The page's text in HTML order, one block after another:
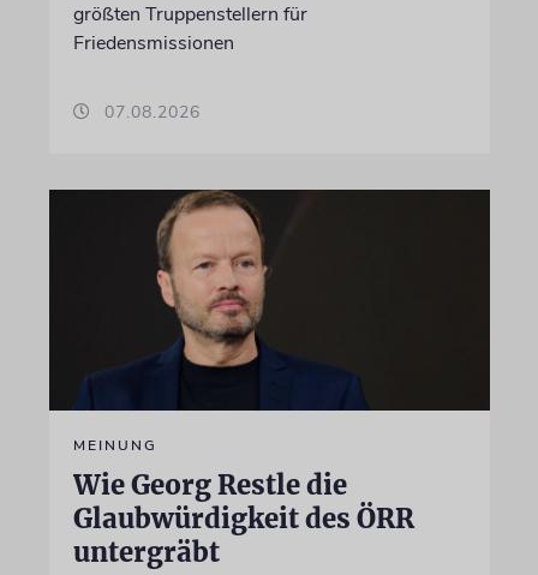
größten Truppenstellern für
Friedensmissionen
07.08.2026
MEINUNG
Wie Georg Restle die
Glaubwürdigkeit des ÖRR
untergräbt